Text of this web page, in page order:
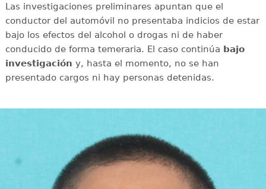
Las investigaciones preliminares apuntan que el
conductor del automóvil no presentaba indicios de estar
bajo los efectos del alcohol o drogas ni de haber
conducido de forma temeraria. El caso continúa bajo
investigación y, hasta el momento, no se han
presentado cargos ni hay personas detenidas.